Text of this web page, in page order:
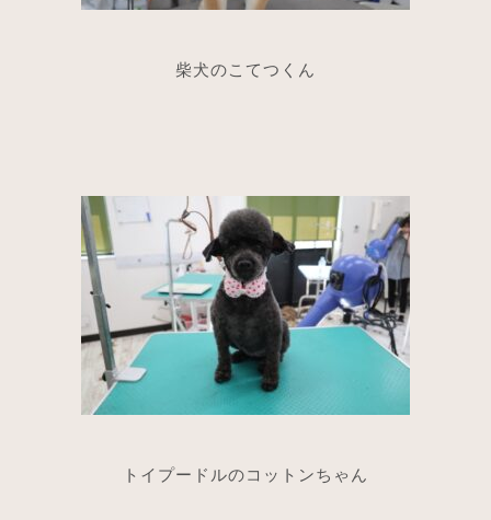
柴犬のこてつくん
トイプードルのコットンちゃん